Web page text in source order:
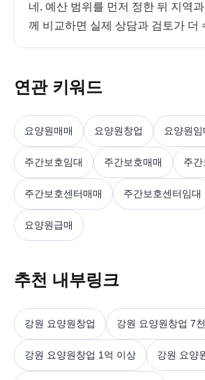
네. 예산 범위를 먼저 정한 뒤 지역
께 비교하면 실제 상담과 검토가 더
연관 키워드
요양원매매 요양원창업 요양원임
주간보호임대 주간보호매매 주
주간보호센터매매 주간보호센터임대
요양원급매
추천 내부링크
강원 요양원창업 강원 요양원창업 7
강원 요양원창업 1억 이상 강원 요양